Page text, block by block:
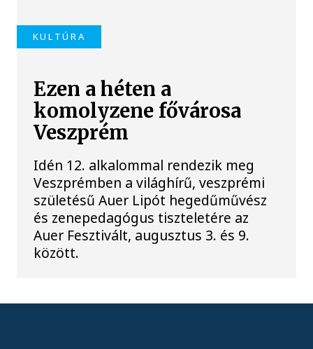
KULTÚRA
Ezen a héten a
komolyzene fővárosa
Veszprém
Idén 12. alkalommal rendezik meg
Veszprémben a világhírű, veszprémi
születésű Auer Lipót hegedűművész
és zenepedagógus tiszteletére az
Auer Fesztivált, augusztus 3. és 9.
között.